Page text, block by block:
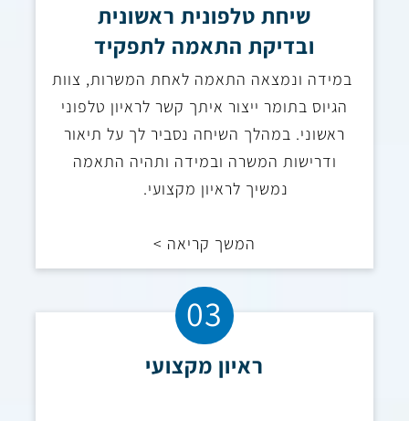
שיחת טלפונית ראשונית
ובדיקת התאמה לתפקיד
במידה ונמצאה התאמה לאחת המשרות, צוות
הגיוס בתומר ייצור איתך קשר לראיון טלפוני
ראשוני. במהלך השיחה נסביר לך על תיאור
ודרישות המשרה ובמידה ותהיה התאמה
נמשיך לראיון מקצועי.
המשך קריאה >
03
ראיון מקצועי